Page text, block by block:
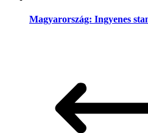
Magyarország: Ingyenes